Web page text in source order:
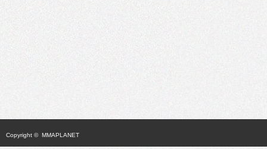
Copyright © MMAPLANET